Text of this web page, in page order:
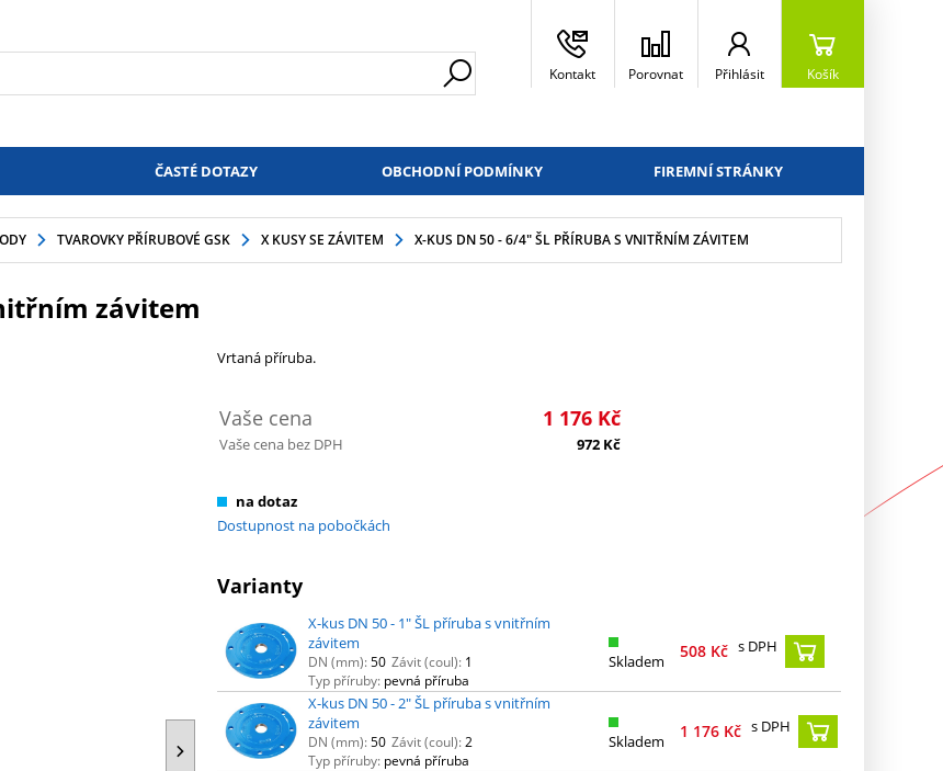
Kontakt Porovnat Přihlásit Košík
ČASTÉ DOTAZY OBCHODNÍ PODMÍNKY FIREMNÍ STRÁNKY
TVAROVKY PŘÍRUBOVÉ GSK X KUSY SE ZÁVITEM X-KUS DN 50 - 6/4" ŠL PŘÍRUBA S VNITŘNÍM ZÁVITEM
závitem
Vrtaná příruba.
Vaše cena 1 176 Kč
Vaše cena bez DPH 972 Kč
na dotaz
Dostupnost na pobočkách
Varianty
X-kus DN 50 - 1" ŠL příruba s vnitřním
závitem
DN (mm):50 Závit (coul): 1
Typ příruby: pevná příruba
Skladem 508 Kč s DPH
X-kus DN 50 - 2" ŠL příruba s vnitřním
závitem
DN (mm):50 Závit (coul):2
Typ příruby: pevná příruba
Skladem 1 176 Kč s DPH